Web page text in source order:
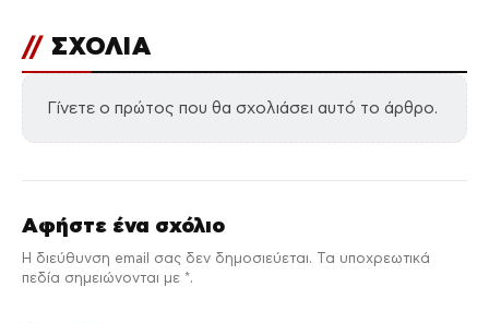
// ΣΧΟΛΙΑ
Γίνετε ο πρώτος που θα σχολιάσει αυτό το άρθρο.
Αφήστε ένα σχόλιο
Η διεύθυνση email σας δεν δημοσιεύεται. Τα υποχρεωτικά
πεδία σημειώνονται με *.